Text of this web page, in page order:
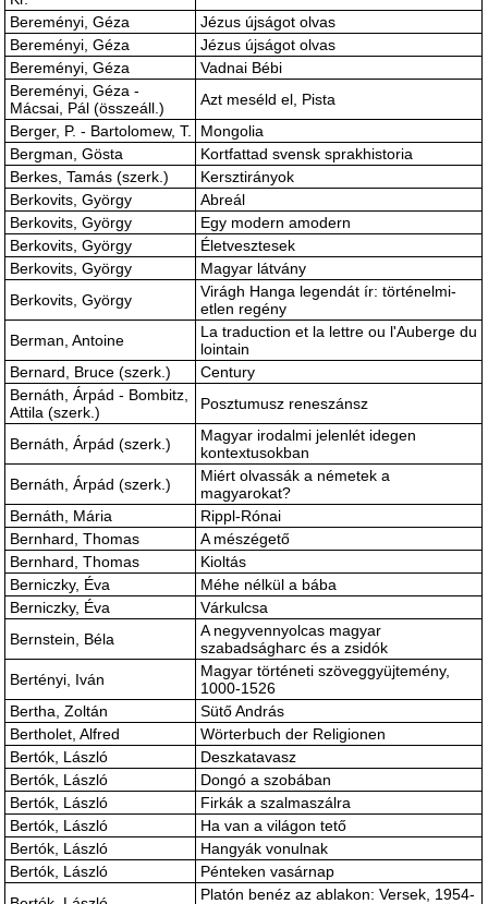
Bereményi, Géza
Jézus újságot olvas
Bereményi, Géza
Jézus újságot olvas
Bereményi, Géza
Vadnai Bébi
Bereményi, Géza -
Mácsai, Pál (összeáll.)
Azt meséld el, Pista
Berger, P. - Bartolomew, T.
Mongolia
Bergman, Gösta
Kortfattad svensk sprakhistoria
Berkes, Tamás (szerk.)
Kersztirányok
Berkovits, György
Abreál
Berkovits, György
Egy modern amodern
Berkovits, György
Életvesztesek
Berkovits, György
Magyar látvány
Berkovits, György
Virágh Hanga legendát ír: történelmi-
etlen regény
Berman, Antoine
La traduction et la lettre ou l'Auberge du
lointain
Bernard, Bruce (szerk.)
Century
Bernáth, Árpád - Bombitz,
Attila (szerk.)
Posztumusz reneszánsz
Bernáth, Árpád (szerk.)
Magyar irodalmi jelenlét idegen
kontextusokban
Bernáth, Árpád (szerk.)
Miért olvassák a németek a
magyarokat?
Bernáth, Mária
Rippl-Rónai
Bernhard, Thomas
A mészégető
Bernhard, Thomas
Kioltás
Berniczky, Éva
Méhe nélkül a bába
Berniczky, Éva
Várkulcsa
Bernstein, Béla
A negyvennyolcas magyar
szabadságharc és a zsidók
Bertényi, Iván
Magyar történeti szöveggyüjtemény,
1000-1526
Bertha, Zoltán
Sütő András
Bertholet, Alfred
Wörterbuch der Religionen
Bertók, László
Deszkatavasz
Bertók, László
Dongó a szobában
Bertók, László
Firkák a szalmaszálra
Bertók, László
Ha van a világon tető
Bertók, László
Hangyák vonulnak
Bertók, László
Pénteken vasárnap
Platón benéz az ablakon: Versek, 1954-